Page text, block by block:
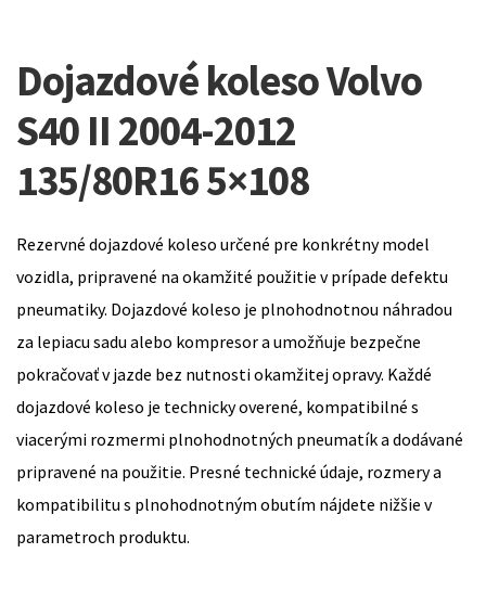
Dojazdové koleso Volvo
S40 II 2004-2012
135/80R16 5×108
Rezervné dojazdové koleso určené pre konkrétny model
vozidla, pripravené na okamžité použitie v prípade defektu
pneumatiky. Dojazdové koleso je plnohodnotnou náhradou
za lepiacu sadu alebo kompresor a umožňuje bezpečne
pokračovať v jazde bez nutnosti okamžitej opravy. Každé
dojazdové koleso je technicky overené, kompatibilné s
viacerými rozmermi plnohodnotných pneumatík a dodávané
pripravené na použitie. Presné technické údaje, rozmery a
kompatibilitu s plnohodnotným obutím nájdete nižšie v
parametroch produktu.